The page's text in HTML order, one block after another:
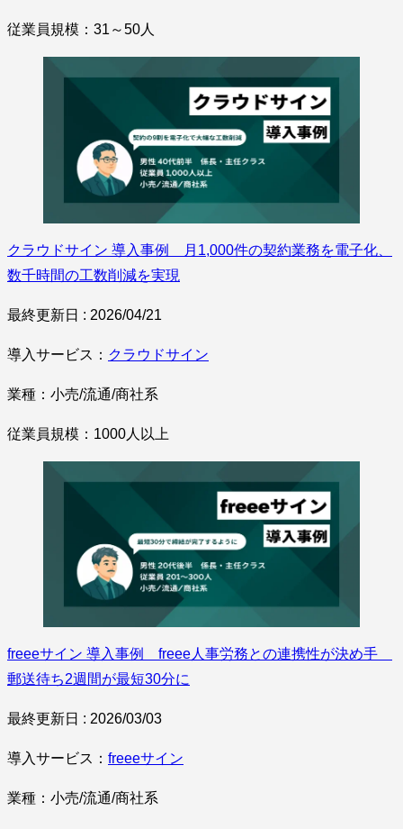
従業員規模：31～50人
クラウドサイン 導入事例 月1,000件の契約業務を電子化、
数千時間の工数削減を実現
最終更新日 : 2026/04/21
導入サービス： クラウドサイン
業種：小売/流通/商社系
従業員規模：1000人以上
freeeサイン 導入事例 freee人事労務との連携性が決め手
郵送待ち2週間が最短30分に
最終更新日 : 2026/03/03
導入サービス： freeeサイン
業種：小売/流通/商社系